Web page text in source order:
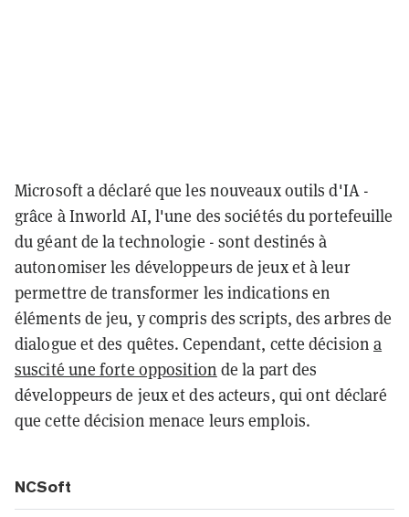
Microsoft a déclaré que les nouveaux outils d'IA -
grâce à Inworld AI, l'une des sociétés du portefeuille
du géant de la technologie - sont destinés à
autonomiser les développeurs de jeux et à leur
permettre de transformer les indications en
éléments de jeu, y compris des scripts, des arbres de
dialogue et des quêtes. Cependant, cette décisiona
suscité une forte opposition de la part des
développeurs de jeux et des acteurs, qui ont déclaré
que cette décision menace leurs emplois.
NCSoft